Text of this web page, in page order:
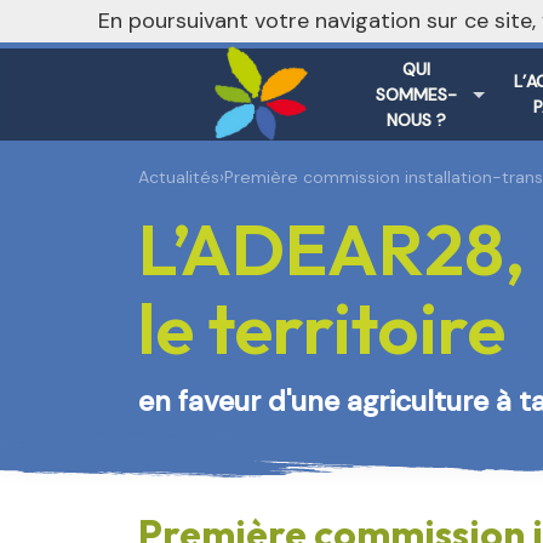
QUI
SOMMES-
NOUS ?
Actualités›Première commission installation-
le territoire
en faveur d'une agriculture à
Première commission
En poursuivant votre navigation sur ce